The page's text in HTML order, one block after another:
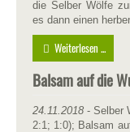
die Selber Wölfe
es dann einen
Weiterlesen ...
Balsam auf die
24.11.2018 - Selber
2:1; 1:0); Balsam